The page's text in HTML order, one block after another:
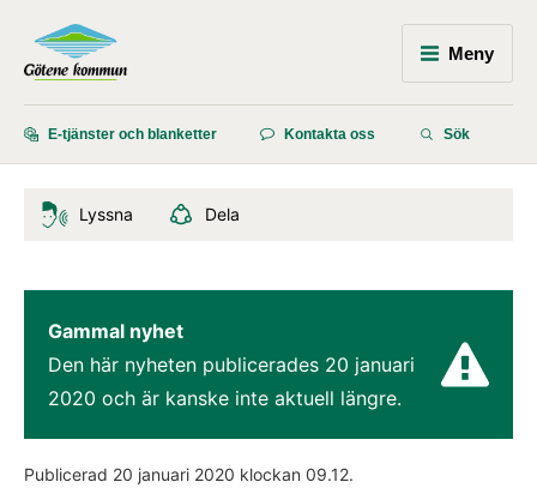
Meny
E-tjänster och blanketter Kontakta oss Sök
Lyssna Dela
Gammal nyhet
Den här nyheten publicerades 20 januari
2020 och är kanske inte aktuell längre.
Publicerad 20 januari 2020 klockan 09.12.